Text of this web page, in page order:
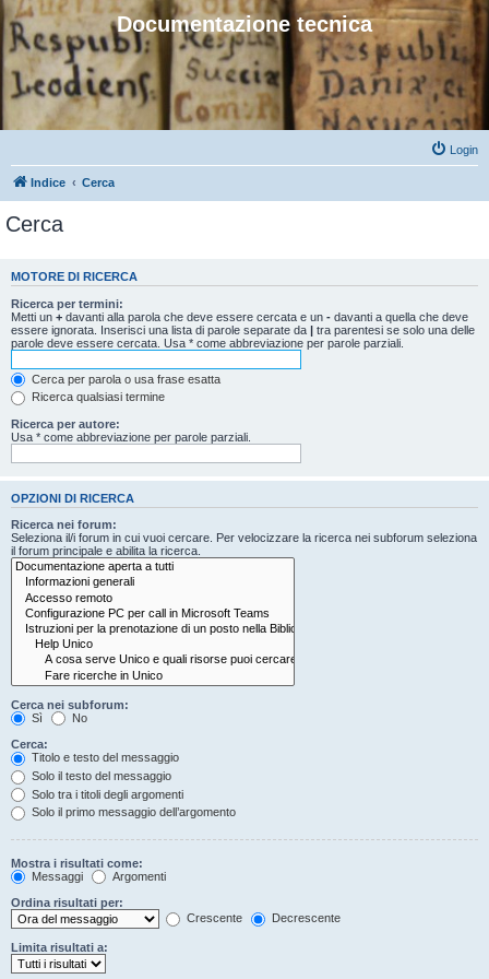
Documentazione tecnica
Login
Indice Cerca
Cerca
MOTORE DI RICERCA
Ricerca per termini:
Metti un + davanti alla parola che deve essere cercata e un - davanti a quella che deve
essere ignorata. Inserisci una lista di parole separate da | tra parentesi se solo una delle
parole deve essere cercata. Usa * come abbreviazione per parole parziali.
Cerca per parola o usa frase esatta
Ricerca qualsiasi termine
Ricerca per autore:
Usa * come abbreviazione per parole parziali.
OPZIONI DI RICERCA
Ricerca nei forum:
Seleziona il/i forum in cui vuoi cercare. Per velocizzare la ricerca nei subforum seleziona
il forum principale e abilita la ricerca.
Cerca nei subforum:
Sì
No
Cerca:
Titolo e testo del messaggio
Solo il testo del messaggio
Solo tra i titoli degli argomenti
Solo il primo messaggio dell’argomento
Mostra i risultati come:
Messaggi
Argomenti
Ordina risultati per:
Crescente
Decrescente
Limita risultati a: